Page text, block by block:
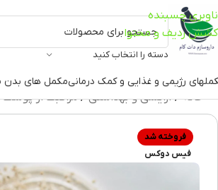
ناوبری چسبنده
کشش ردیف و محتوا
دسته را انتخاب کنید
رژیمی و غذایی و کمک درمانیمکمل های بدن
خانه آرایشی و بهداشتی مراقبت از پوست
فروخته شد
فیس دوکس